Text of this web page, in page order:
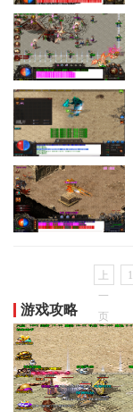
上
一
页
1
游戏攻略